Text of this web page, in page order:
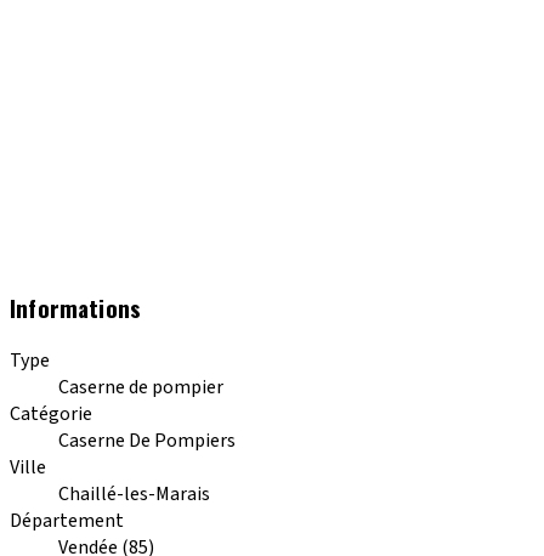
Informations
Type
Caserne de pompier
Catégorie
Caserne De Pompiers
Ville
Chaillé-les-Marais
Département
Vendée (85)